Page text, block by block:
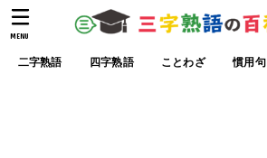
二字熟語 四字熟語 ことわざ 慣用句
MENU